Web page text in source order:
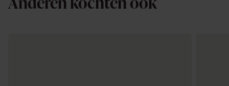
Anderen kochten ook